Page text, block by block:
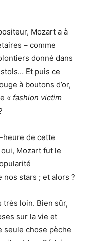
Mozart a à
– comme
donné dans
Et puis ce
à boutons d’or,
« fashion victim
heure de cette
Mozart fut le
nos stars ; et alors ?
très loin. Bien sûr,
sur la vie et
seule chose pèche